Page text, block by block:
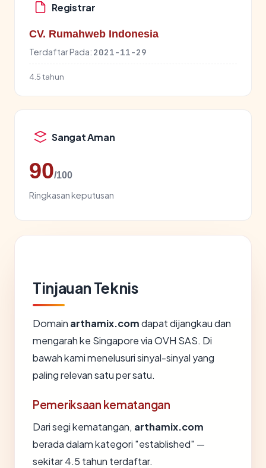
Registrar
CV. Rumahweb Indonesia
Terdaftar Pada: 2021-11-29
4.5 tahun
Sangat Aman
90/100
Ringkasan keputusan
Tinjauan Teknis
Domain arthamix.comdapat dijangkau dan
mengarah ke Singapore via OVH SAS. Di
bawah kami menelusuri sinyal-sinyal yang
paling relevan satu per satu.
Pemeriksaan kematangan
Dari segi kematangan, arthamix.com
berada dalam kategori "established" —
sekitar 4.5 tahun terdaftar.